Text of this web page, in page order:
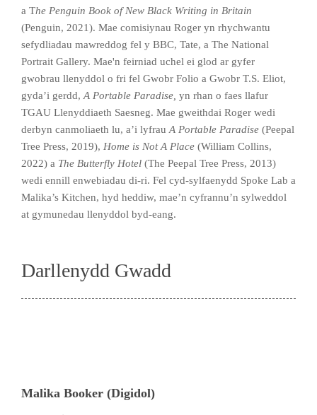
a The Penguin Book of New Black Writing in Britain
(Penguin, 2021). Mae comisiynau Roger yn rhychwantu
sefydliadau mawreddog fel y BBC, Tate, a The National
Portrait Gallery. Mae'n feirniad uchel ei glod ar gyfer
gwobrau llenyddol o fri fel Gwobr Folio a Gwobr T.S. Eliot,
gyda’i gerdd, A Portable Paradise, yn rhan o faes llafur
TGAU Llenyddiaeth Saesneg. Mae gweithdai Roger wedi
derbyn canmoliaeth lu, a’i lyfrau A Portable Paradise (Peepal
Tree Press, 2019), Home is Not A Place (William Collins,
2022) a The Butterfly Hotel (The Peepal Tree Press, 2013)
wedi ennill enwebiadau di-ri. Fel cyd-sylfaenydd Spoke Lab a
Malika’s Kitchen, hyd heddiw, mae’n cyfrannu’n sylweddol
at gymunedau llenyddol byd-eang.
Darllenydd Gwadd
Malika Booker (Digidol)